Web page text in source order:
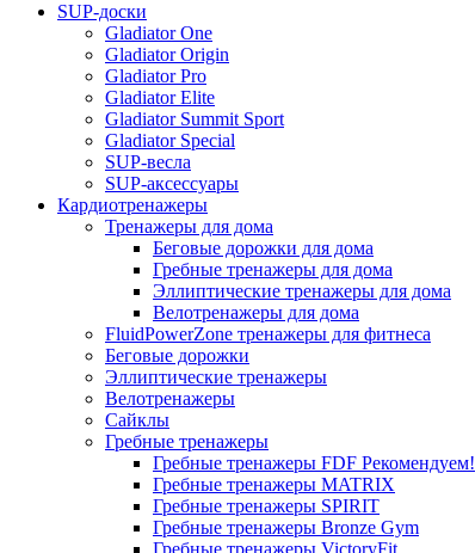
SUP-доски
Gladiator One
Gladiator Origin
Gladiator Pro
Gladiator Elite
Gladiator Summit Sport
Gladiator Special
SUP-весла
SUP-аксессуары
Кардиотренажеры
Тренажеры для дома
Беговые дорожки для дома
Гребные тренажеры для дома
Эллиптические тренажеры для дома
Велотренажеры для дома
FluidPowerZone тренажеры для фитнеса
Беговые дорожки
Эллиптические тренажеры
Велотренажеры
Сайклы
Гребные тренажеры
Гребные тренажеры FDF Рекомендуем!
Гребные тренажеры MATRIX
Гребные тренажеры SPIRIT
Гребные тренажеры Bronze Gym
Гребные тренажеры VictoryFit